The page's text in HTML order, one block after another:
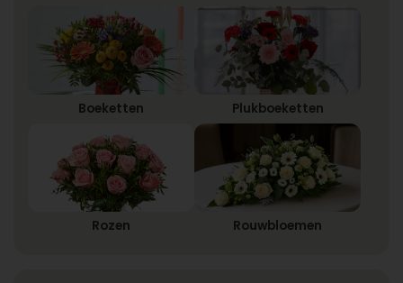
Boeketten Plukboeketten
Rozen Rouwbloemen